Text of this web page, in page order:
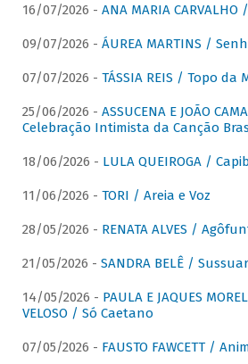
16/07/2026 - ANA MARIA
09/07/2026 - ÁUREA MARTINS /
07/07/2026 - TÁSSIA REIS / Topo da
25/06/2026 - ASSUCENA E JOÃO
Celebração Intimista da Canção
18/06/2026 - LULA QUEIROGA /
11/06/2026 - TORI / Areia e Voz
28/05/2026 - RENATA ALVES /
21/05/2026 - SANDRA BELÊ /
14/05/2026 - PAULA E JAQUES
VELOSO / Só Caetano
07/05/2026 - FAUSTO FAWCETT /